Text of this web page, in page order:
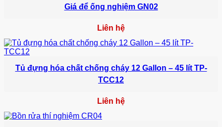
Giá để ống nghiệm GN02
Liên hệ
Tủ đựng hóa chất chống cháy 12 Gallon – 45 lít TP-
TCC12
Liên hệ